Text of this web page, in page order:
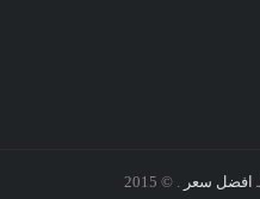
افضل سعر . © 2015